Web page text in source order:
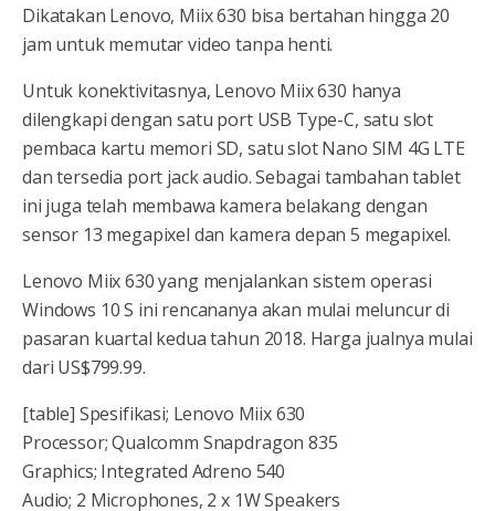
Dikatakan Lenovo, Miix 630 bisa bertahan hingga 20
jam untuk memutar video tanpa henti.
Untuk konektivitasnya, Lenovo Miix 630 hanya
dilengkapi dengan satu port USB Type-C, satu slot
pembaca kartu memori SD, satu slot Nano SIM 4G LTE
dan tersedia port jack audio. Sebagai tambahan tablet
ini juga telah membawa kamera belakang dengan
sensor 13 megapixel dan kamera depan 5 megapixel.
Lenovo Miix 630 yang menjalankan sistem operasi
Windows 10 S ini rencananya akan mulai meluncur di
pasaran kuartal kedua tahun 2018. Harga jualnya mulai
dari US$799.99.
[table] Spesifikasi; Lenovo Miix 630
Processor; Qualcomm Snapdragon 835
Graphics; Integrated Adreno 540
Audio; 2 Microphones, 2 x 1W Speakers